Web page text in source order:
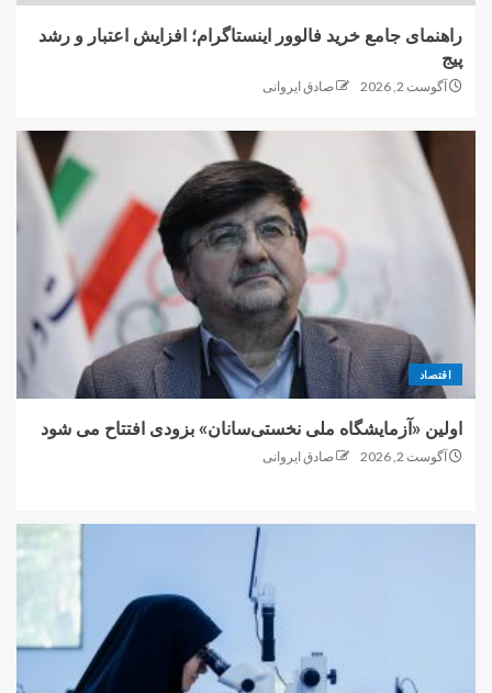
راهنمای جامع خرید فالوور اینستاگرام؛ افزایش اعتبار و رشد
پیج
آگوست 2, 2026 صادق ایروانی
اقتصاد
اولین «آزمایشگاه ملی نخستی‌سانان» بزودی افتتاح می شود
آگوست 2, 2026 صادق ایروانی